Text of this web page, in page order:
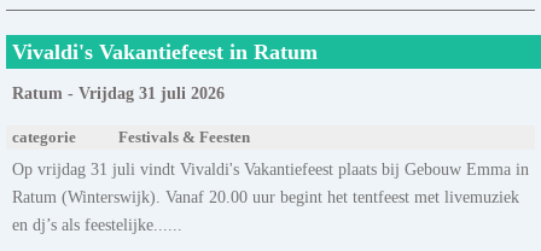
Vivaldi's Vakantiefeest in Ratum
Ratum - Vrijdag 31 juli 2026
categorie Festivals & Feesten
Op vrijdag 31 juli vindt Vivaldi's Vakantiefeest plaats bij Gebouw Emma in
Ratum (Winterswijk). Vanaf 20.00 uur begint het tentfeest met livemuziek
en dj’s als feestelijke......